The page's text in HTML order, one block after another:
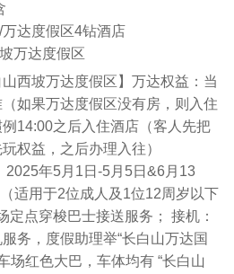
达度假区4钻酒店
万达度假区
西坡万达度假区】万达权益：当
如果万达度假区没有房，则入住
14:00之后入住酒店（客人先把
权益，之后办理入往）
2025年5月1日-5月5日&6月13
适用于2位成人及1位12周岁以下
定点穿梭巴士接送服务； 接机：
务，度假助理举“长白山万达国
场红色大巴，车体均有 “长白山